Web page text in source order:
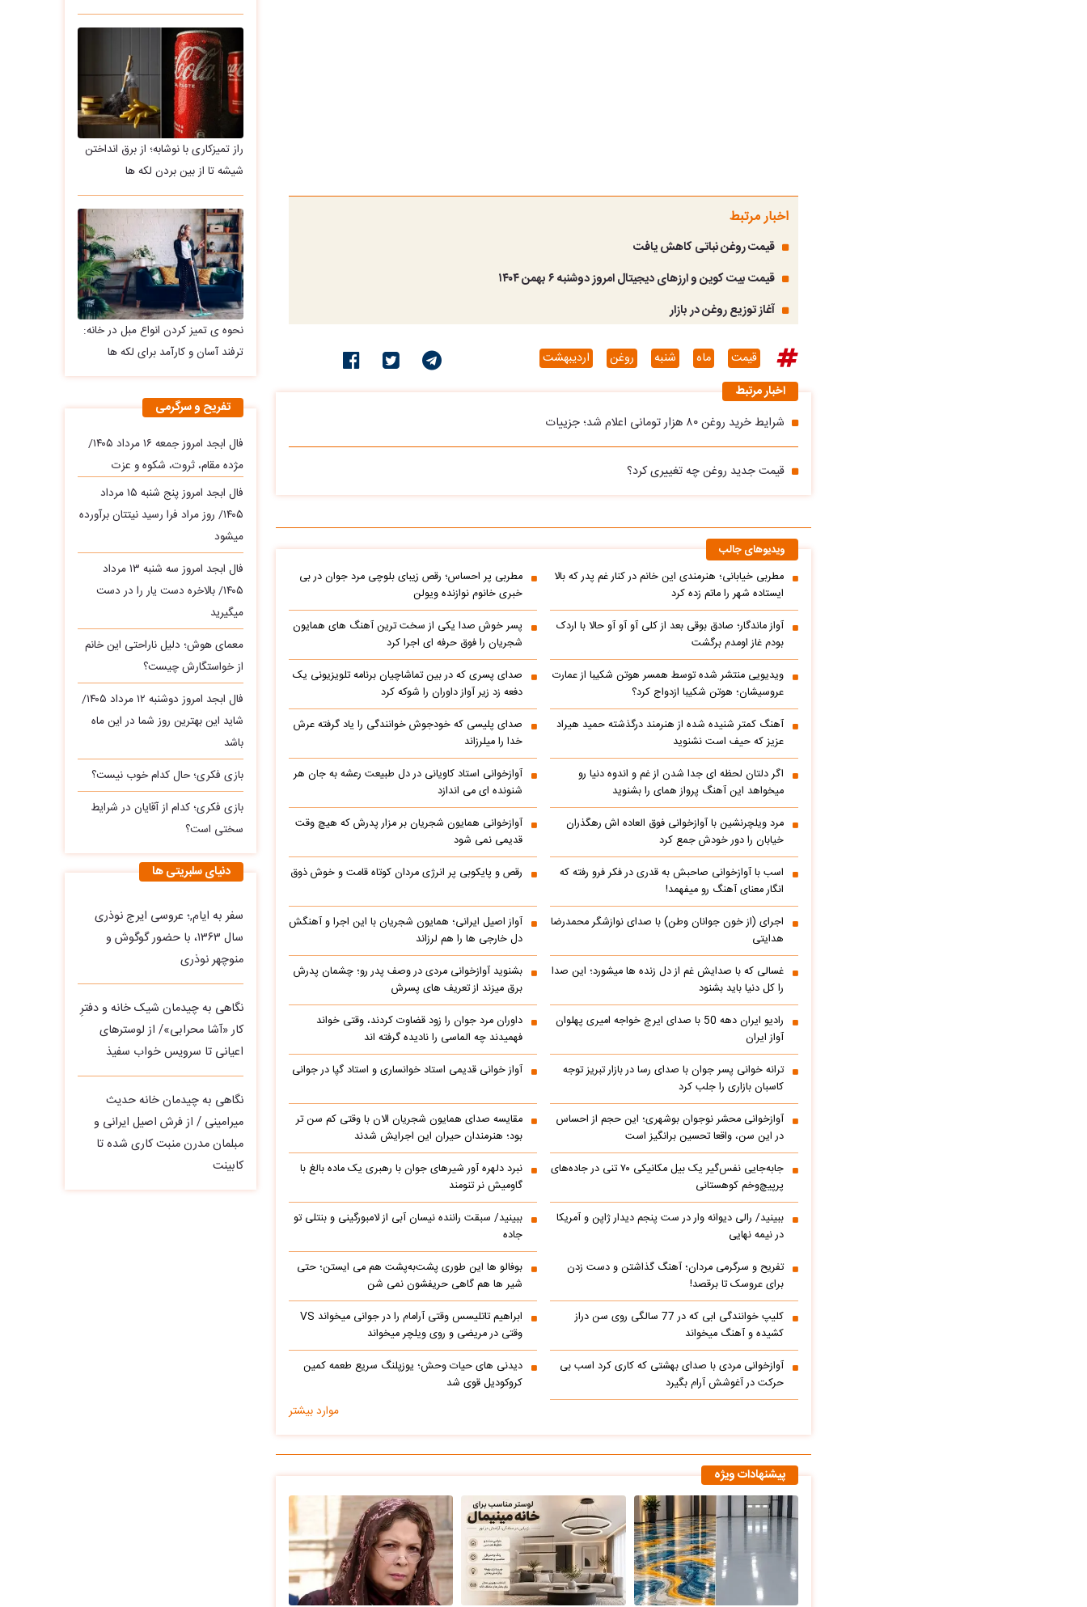
اخبار مرتبط
قیمت روغن نباتی کاهش یافت
قیمت بیت کوین و ارز‌های دیجیتال امروز دوشنبه ۶ بهمن ۱۴۰۴
آغاز توزیع روغن در بازار
قیمت ماه شنبه روغن
اردیبهشت
اخبار مرتبط
شرایط خرید روغن ۸۰ هزار تومانی اعلام شد؛ جزییات
قیمت جدید روغن چه تغییری کرد؟
ویدیوهای جالب
مطربی خیابانی؛ هنرمندی این خانم در کنار غم پدر که بالا
ایستاده شهر را ماتم زده کرد
مطربی پر احساس؛ رقص زیبای بلوچی مرد جوان در بی
خبری خانوم نوازنده ویولن
آواز ماندگار؛ صادق بوقی بعد از کلی آو آو آو حالا با اردک
بودم غاز اومدم برگشت
پسر خوش صدا یکی از سخت ترین آهنگ های همایون
شجریان را فوق حرفه ای اجرا کرد
ویدیویی منتشر شده توسط همسر هوتن شکیبا از عمارت
عروسیشان؛ هوتن شکیبا ازدواج کرد؟
صدای پسری که در بین تماشاچیان برنامه تلویزیونی یک
دفعه زد زیر آواز داوران را شوکه کرد
آهنگ کمتر شنیده شده از هنرمند درگذشته حمید هیراد
عزیز که حیف است نشنوید
صدای پلیسی که خودجوش خوانندگی را یاد گرفته عرش
خدا را میلرزاند
اگر دلتان لحظه ای جدا شدن از غم و اندوه دنیا رو
میخواهد این آهنگ پرواز همای را بشنوید
آوازخوانی استاد کاویانی در دل طبیعت رعشه به جان هر
شنونده ای می اندازد
مرد ویلچرنشین با آوازخوانی فوق العاده اش رهگذران
خیابان را دور خودش جمع کرد
آوازخوانی همایون شجریان بر مزار پدرش که هیچ وقت
قدیمی نمی شود
اسب با آوازخوانی صاحبش به قدری در فکر فرو رفته که
انگار معنای آهنگ رو میفهمد!
رقص و پایکوبی پر انرژی مردان کوتاه قامت و خوش ذوق
اجرای (از خون جوانان وطن) با صدای نوازشگر محمدرضا
هدایتی
آواز اصیل ایرانی؛ همایون شجریان با این اجرا و آهنگش
دل خارجی ها را هم لرزاند
غسالی که با صدایش غم از دل زنده ها میشورد؛ این صدا
را کل دنیا باید بشنود
بشنوید آوازخوانی مردی در وصف پدر رو؛ چشمان پدرش
برق میزند از تعریف های پسرش
رادیو ایران دهه 50 با صدای ایرج خواجه امیری پهلوان
آواز ایران
داوران مرد جوان را زود قضاوت کردند، وقتی خواند
فهمیدند چه الماسی را نادیده گرفته اند
ترانه خوانی پسر جوان با صدای رسا در بازار تبریز توجه
کاسبان بازاری را جلب کرد
آواز خوانی قدیمی استاد خوانساری و استاد گپا در جوانی
آوازخوانی محشر نوجوان بوشهری؛ این حجم از احساس
در این سن، واقعا تحسین‌ برانگیز است
مقایسه صدای همایون شجریان الان با وقتی کم سن تر
بود؛ هنرمندان حیران این اجرایش شدند
جابه‌جایی نفس‌گیر یک بیل مکانیکی ۷۰ تنی در جاده‌های
پرپیچ‌وخم کوهستانی
نبرد دلهره آور شیرهای جوان با رهبری یک ماده بالغ با
گاومیش نر تنومند
ببینید/ رالی دیوانه وار در ست پنجم دیدار ژاپن و آمریکا
در نیمه نهایی
ببینید/ سبقت راننده نیسان آبی از لامبورگینی و بنتلی تو
جاده
تفریح و سرگرمی مردان؛ آهنگ گذاشتن و دست زدن
برای عروسک تا برقصد!
بوفالو ها این‌ طوری پشت‌به‌پشت هم می‌ ایستن؛ حتی
شیر ها هم گاهی حریفشون نمی‌ شن
کلیپ خوانندگی ابی که در 77 سالگی روی سن دراز
کشیده و آهنگ میخواند
ابراهیم تاتلیسس وقتی آرامام را در جوانی میخواند VS
وقتی در مریضی و روی ویلچر میخواند
آوازخوانی مردی با صدای بهشتی که کاری کرد اسب بی
حرکت در آغوشش آرام بگیرد
دیدنی های حیات وحش؛ یوزپلنگ سریع طعمه کمین
کروکودیل قوی شد
موارد بیشتر
پیشنهادات ویژه
راز تمیزکاری با نوشابه؛ از برق انداختن
شیشه تا از بین بردن لکه ها
نحوه ی تمیز کردن انواع مبل در خانه:
ترفند آسان و کارآمد برای لکه ها
تفریح و سرگرمی
فال ابجد امروز جمعه ۱۶ مرداد ۱۴۰۵/
مژده مقام، ثروت، شکوه و عزت
فال ابجد امروز پنج شنبه ۱۵ مرداد
۱۴۰۵/ روز مراد فرا رسید نیتتان برآورده
میشود
فال ابجد امروز سه‌ شنبه ۱۳ مرداد
۱۴۰۵/ بالاخره دست یار را در دست
میگیرید
معمای هوش؛ دلیل ناراحتی این خانم
از خواستگارش چیست؟
فال ابجد امروز دوشنبه ۱۲ مرداد ۱۴۰۵/
شاید این بهترین روز شما در این ماه
باشد
بازی فکری؛ حال کدام خوب نیست؟
بازی فکری؛ کدام از آقایان در شرایط
سختی است؟
دنیای سلبریتی ها
سفر به ایام,؛ عروسی ایرج نوذری
سال ۱۳۶۳، با حضور گوگوش و
منوچهر نوذری
نگاهی به چیدمان شیک خانه و دفترِ
کار «آشا محرابی»/ از لوسترهای
اعیانی تا سرویس خواب سفیذ
نگاهی به چیدمان خانه حدیث
میرامینی / از فرش اصیل ایرانی و
مبلمان مدرن منبت‌ کاری‌ شده تا
کابینت